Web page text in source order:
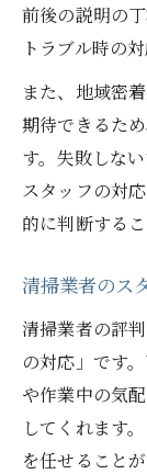
前後の説明の
トラブル時の
また、地域密
期待できるた
す。失敗しな
スタッフの対
的に判断する
清掃業者のス
清掃業者の評
の対応」です
や作業中の気
してくれます
を任せることが